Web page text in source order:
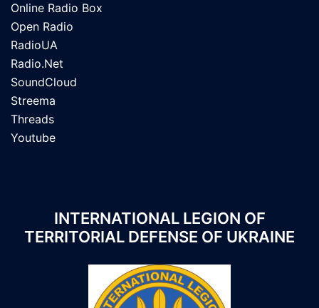
Online Radio Box
Open Radio
RadioUA
Radio.Net
SoundCloud
Streema
Threads
Youtube
INTERNATIONAL LEGION OF
TERRITORIAL DEFENSE OF UKRAINE